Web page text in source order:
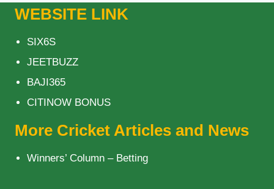
WEBSITE LINK
SIX6S
JEETBUZZ
BAJI365
CITINOW BONUS
More Cricket Articles and News
Winners’ Column – Betting